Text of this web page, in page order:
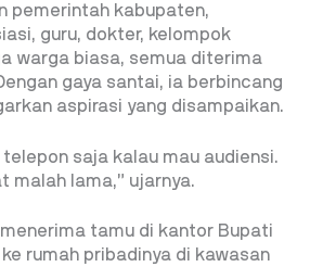
pemerintah kabupaten,
guru, dokter, kelompok
warga biasa, semua diterima
gaya santai, ia berbincang
aspirasi yang disampaikan.
telepon saja kalau mau audiensi.
malah lama,” ujarnya.
tamu di kantor Bupati
rumah pribadinya di kawasan